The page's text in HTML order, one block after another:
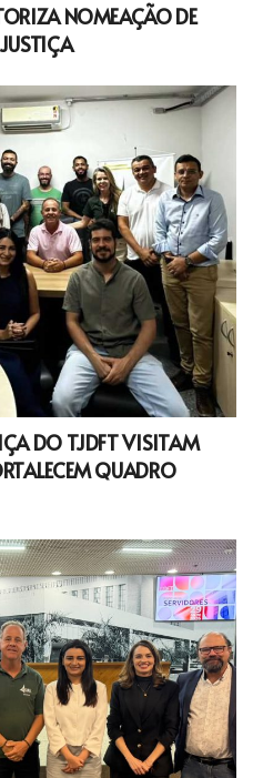
NOMEAÇÃO DE
DO TJDFT VISITAM
QUADRO